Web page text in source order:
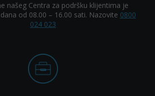
našeg Centra za podršku klijentima je
od 08.00 – 16.00 sati. Nazovite 0800
024 023